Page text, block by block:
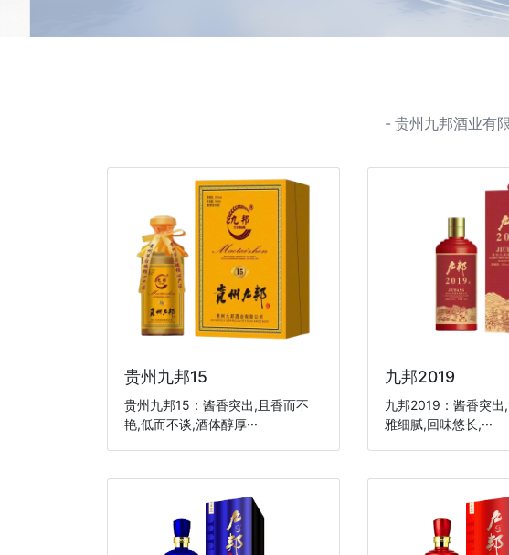
- 贵州九邦酒业有
​贵州九邦15
贵州九邦15：酱香突出,且香而不
艳,低而不谈,酒体醇厚···
九邦2019
九邦2019：酱香突出
雅细腻,回味悠长,···